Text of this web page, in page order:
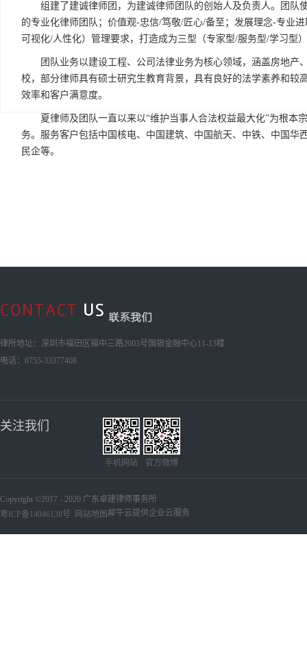
组建了建诚律师团，为建诚律师团队的创始人及负责人。团
的专业化律师团队；价值观-忠信/笃敬/匠心/备至；发展理念-专业
可视化/人性化）管理要求，打造成为三型（专家型/服务型/学习型
团队业务以建设工程、公司法律业务为核心领域，涵盖房地
校，部分律师具有硕士研究生教育背景，具有良好的法学素养和
效率和客户满意度。
夏律师及团队一直以来以“维护当事人合法权益最大化”为根本
务。服务客户包括中国核电、中国建筑、中国航天、中铁、中国
民企等。
Copyright ©2017 - 2020 广东卓建律师事务所
粤ICP备14046138号 网站地图 犀牛云提供企业云服务
律所地址：深圳市福田区福中三路2003号国银金融中心11-13楼
电话：0755-33377408
关注我们
手机网站 官方微博